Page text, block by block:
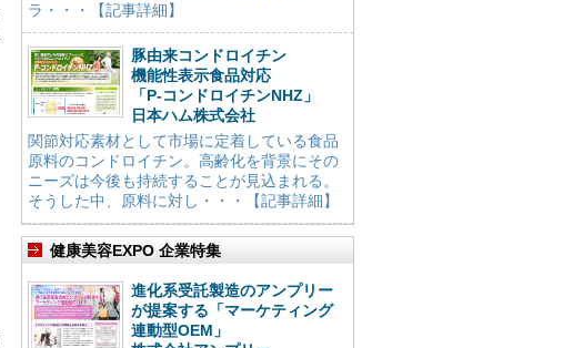
ラ・・・【記事詳細】
豚由来コンドロイチン
機能性表示食品対応
「P-コンドロイチンNHZ」
日本ハム株式会社
関節対応素材として市場に定着している食品
原料のコンドロイチン。高齢化を背景にその
ニーズは今後も持続することが見込まれる。
そうした中、原料に対し・・・【記事詳細】
健康美容EXPO 企業特集
進化系受託製造のアンプリー
が提案する「マーケティング
連動型OEM」